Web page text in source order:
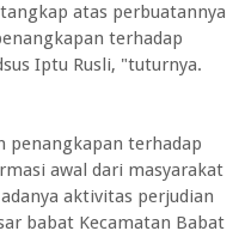
atas perbuatannya
terhadap
Iptu Rusli, "tuturnya.
penangkapan terhadap
awal dari masyarakat
aktivitas perjudian
babat Kecamatan Babat